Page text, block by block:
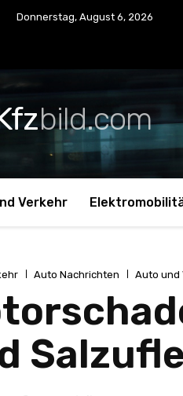
Donnerstag, August 6, 2026
bild.com
Verkehr
Auto Nachrichten Auto und